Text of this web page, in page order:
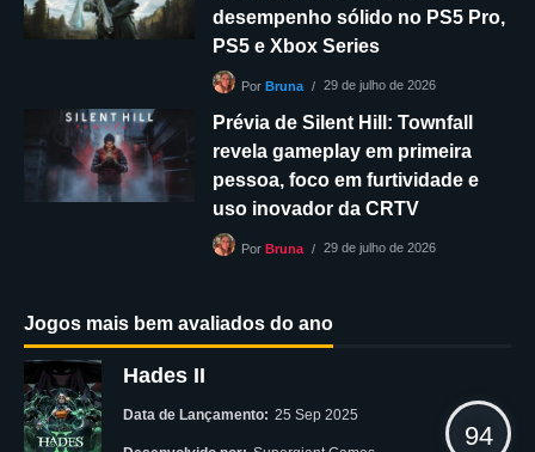
desempenho sólido no PS5 Pro,
PS5 e Xbox Series
PorBruna 29 de julho de 2026
Prévia de Silent Hill: Townfall
revela gameplay em primeira
pessoa, foco em furtividade e
uso inovador da CRTV
PorBruna 29 de julho de 2026
Jogos mais bem avaliados do ano
Hades II
Data de Lançamento: 25 Sep 2025
94